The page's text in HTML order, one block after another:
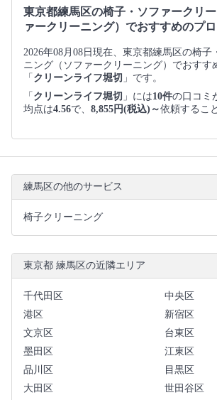
東京都練馬区の椅子・ソファークリ
ァークリーニング）でおすすめのプ
2026年08月08日現在、東京都練馬区の椅子
ニング（ソファークリーニング）でおすす
「 クリーンライフ堀切 」です。
「 クリーンライフ堀切 」には10件の口コミ
均点は4.56で、 8,855円(税込)～依頼するこ
練馬区の他のサービス
椅子クリーニング
東京都 練馬区の近隣エリア
千代田区
中央区
港区
新宿区
文京区
台東区
墨田区
江東区
品川区
目黒区
大田区
世田谷区